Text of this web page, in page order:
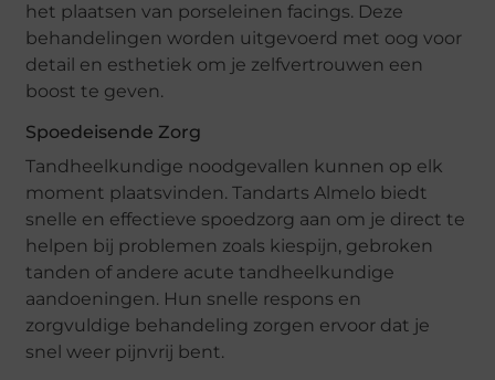
het plaatsen van porseleinen facings. Deze
behandelingen worden uitgevoerd met oog voor
detail en esthetiek om je zelfvertrouwen een
boost te geven.
Spoedeisende Zorg
Tandheelkundige noodgevallen kunnen op elk
moment plaatsvinden. Tandarts Almelo biedt
snelle en effectieve spoedzorg aan om je direct te
helpen bij problemen zoals kiespijn, gebroken
tanden of andere acute tandheelkundige
aandoeningen. Hun snelle respons en
zorgvuldige behandeling zorgen ervoor dat je
snel weer pijnvrij bent.